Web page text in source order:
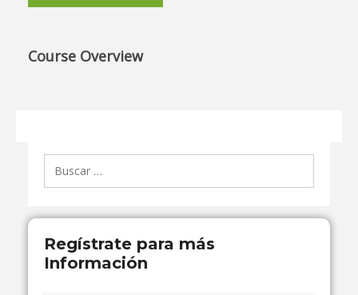
Course Overview
Regístrate para más
Información